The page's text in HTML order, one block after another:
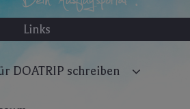
Links
DOATRIP schreiben